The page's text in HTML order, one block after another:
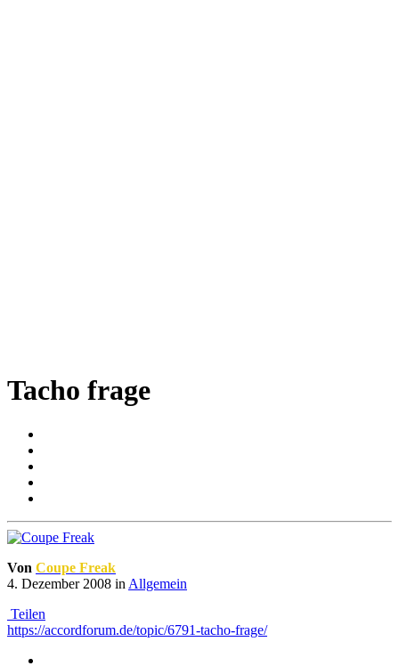
Tacho frage
Von Coupe Freak
4. Dezember 2008 in Allgemein
Teilen
https://accordforum.de/topic/6791-tacho-frage/